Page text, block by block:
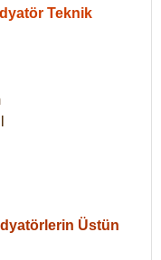
Teknik
Üstün